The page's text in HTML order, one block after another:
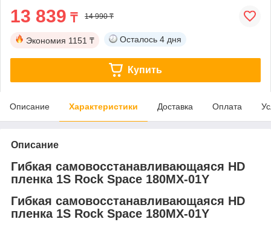
13 839 ₸ 14 990 ₸
Экономия 1151 ₸ Осталось 4 дня
Купить
Описание Характеристики Доставка Оплата
Описание
Гибкая самовосстанавливающаяся HD
пленка 1S Rock Space 180MX-01Y
Гибкая самовосстанавливающаяся HD
пленка 1S Rock Space 180MX-01Y